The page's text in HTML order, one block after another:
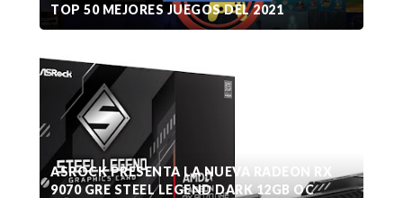
TOP 50 MEJORES JUEGOS DEL 2021
ASROCK PRESENTA LA NUEVA RADEON RX
9070 GRE STEEL LEGEND DARK 12GB OC